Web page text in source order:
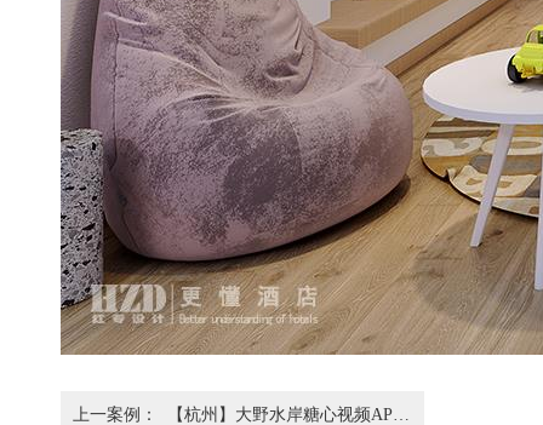
上一案例： 【杭州】大野水岸糖心视频APP